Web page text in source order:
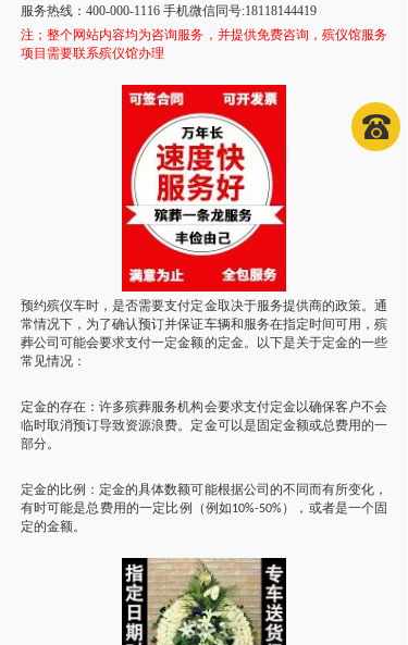
服务热线：400-000-1116 手机微信同号:18118144419
注； 整个网站内容均为咨询服务，并提供免费咨询，殡仪馆服务
项目需要联系殡仪馆办理
预约殡仪车时，是否需要支付定金取决于服务提供商的政策。通
常情况下，为了确认预订并保证车辆和服务在指定时间可用，殡
葬公司可能会要求支付一定金额的定金。以下是关于定金的一些
常见情况：
定金的存在：许多殡葬服务机构会要求支付定金以确保客户不会
临时取消预订导致资源浪费。定金可以是固定金额或总费用的一
部分。
定金的比例：定金的具体数额可能根据公司的不同而有所变化，
有时可能是总费用的一定比例（例如10%-50% ），或者是一个固
定的金额。